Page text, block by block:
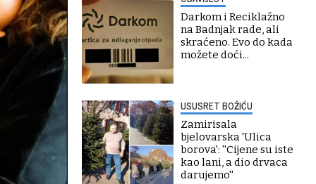
Darkom i Reciklažno
na Badnjak rade, ali
skraćeno. Evo do kada
možete doći...
USUSRET BOŽIĆU
Zamirisala
bjelovarska 'Ulica
borova': ''Cijene su iste
kao lani, a dio drvaca
darujemo''